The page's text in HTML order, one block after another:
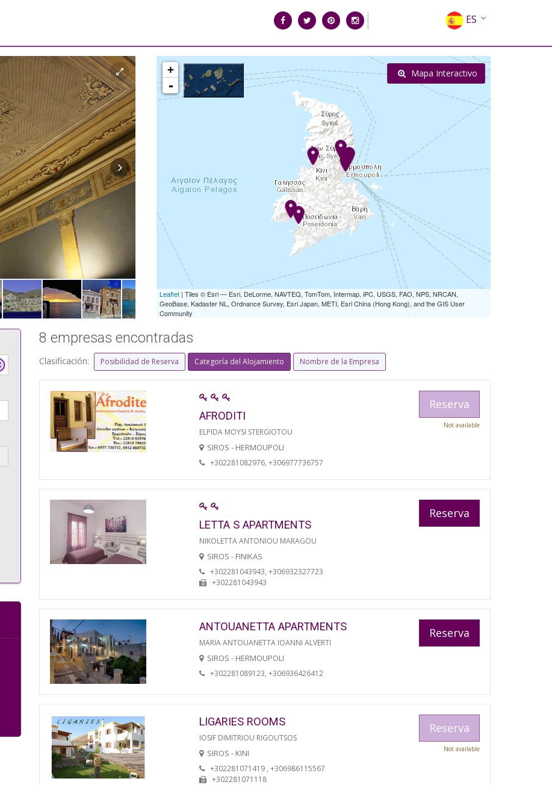
ES
EN
EL
RU
syros_vaporia_F268133321.jpg
+
-
Leaflet | Tiles © Esri — Esri, DeLorme, NAVTEQ, TomTom, Intermap, iPC, USGS, FAO, NPS, NRCAN,
GeoBase, Kadaster NL, Ordnance Survey, Esri Japan, METI, Esri China (Hong Kong), and the GIS User
Community
Mapa Interactivo
8 empresas encontradas
Clasificación: Posibilidad de Reserva Categoría del Alojamiento Nombre de la Empresa
AFRODITI
ELPIDA MOYSI STERGIOTOU
SIROS - HERMOUPOLI
+302281082976, +306977736757
Reserva
Not available
LETTA S APARTMENTS
NIKOLETTA ANTONIOU MARAGOU
SIROS - FINIKAS
+302281043943, +306932327723
+302281043943
Reserva
ANTOUANETTA APARTMENTS
MARIA ANTOUANETTA IOANNI ALVERTI
SIROS - HERMOUPOLI
+302281089123, +306936426412
Reserva
LIGARIES ROOMS
IOSIF DIMITRIOU RIGOUTSOS
SIROS - KINI
+302281071419 , +306986115567
+302281071118
Reserva
Not available